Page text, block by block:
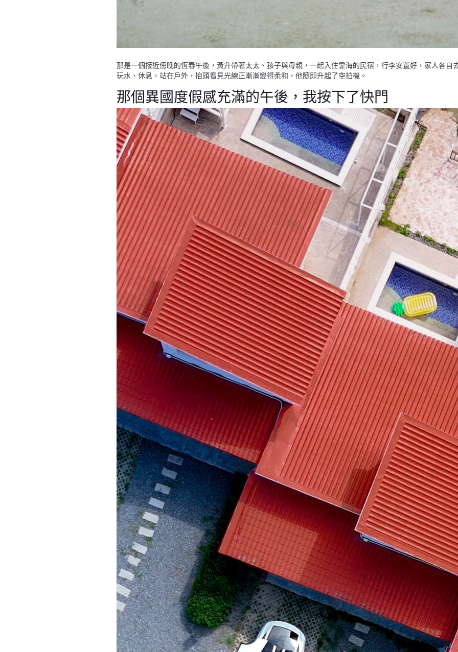
那是一個接近傍晚的恆春午後， 黃升帶著太太、孩子與母親，一起入住靠海的民宿，行李安置好，家人各自
玩水、休息，站在戶外，抬頭看見光線正漸漸變得柔和，他隨即升起了空拍機。
那個異國度假感充滿的午後，我按下了快門